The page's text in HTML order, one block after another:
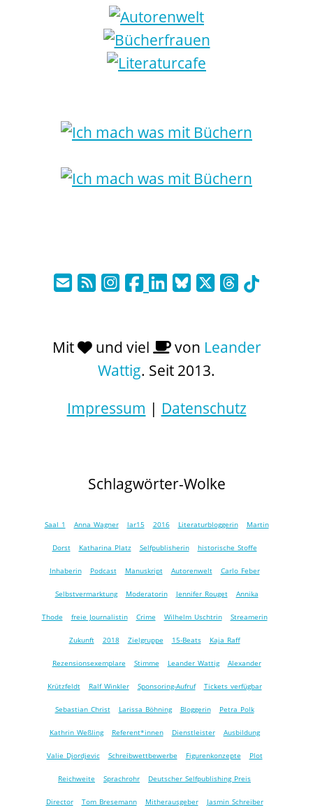
Mit und viel von Leander
Wattig. Seit 2013.
Impressum | Datenschutz
Schlagwörter-Wolke
Saal 1 Anna Wagner lar15 2016 Literaturbloggerin Martin
Dorst Katharina Platz Selfpublisherin historische Stoffe
Inhaberin Podcast Manuskript Autorenwelt Carlo Feber
Selbstvermarktung Moderatorin Jennifer Rouget Annika
Thode freie Journalistin Crime Wilhelm Uschtrin Streamerin
Zukunft 2018 Zielgruppe 15-Beats Kaja Raff
Rezensionsexemplare Stimme Leander Wattig Alexander
Krützfeldt Ralf Winkler Sponsoring-Aufruf Tickets verfügbar
Sebastian Christ Larissa Böhning Bloggerin Petra Polk
Kathrin Weßling Referent*innen Dienstleister Ausbildung
Valie Djordjevic Schreibwettbewerbe Figurenkonzepte Plot
Reichweite Sprachrohr Deutscher Selfpublishing Preis
Director Tom Bresemann Mitherausgeber Jasmin Schreiber